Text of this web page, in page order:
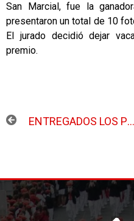
San Marcial, fue la
presentaron un total de 10
El jurado decidió dejar
premio.
ENTREGADOS LOS PREMIOS DEL XIV CONCURSO DE DIBUJO Y PINTURA